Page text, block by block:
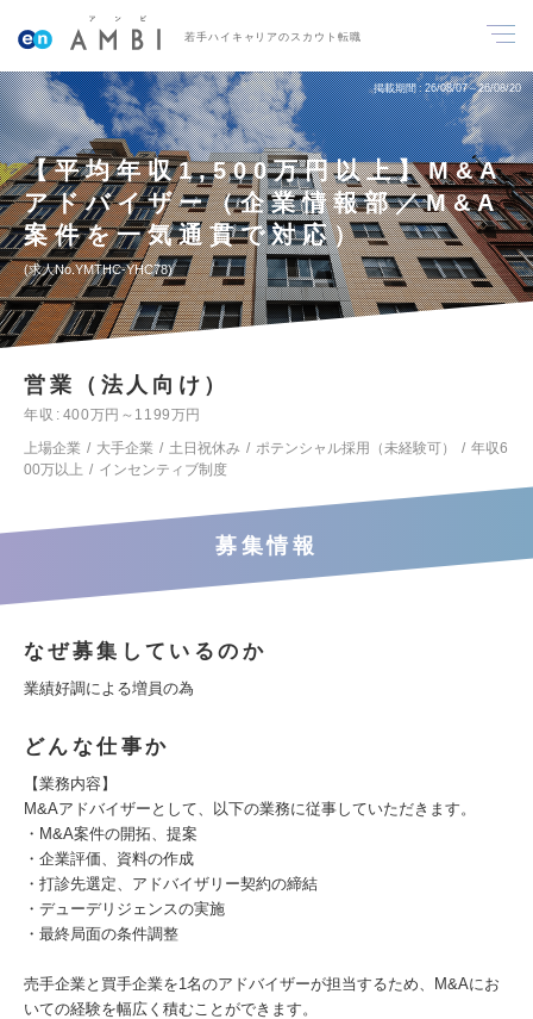
若手ハイキャリアのスカウト転職
掲載期間 26/08/07～26/08/20
【平均年収1,500万円以上】M&A
アドバイザー（企業情報部／M&A
案件を一気通貫で対応）
求人No.YMTHC-YHC78
営業（法人向け）
年収
400万円～1199万円
上場企業
大手企業 土日祝休み ポテンシャル採用（未経験可）
年収6
00万以上
インセンティブ制度
募集情報
なぜ募集しているのか
業績好調による増員の為
どんな仕事か
【業務内容】
M&Aアドバイザーとして、以下の業務に従事していただきます。
・M&A案件の開拓、提案
・企業評価、資料の作成
・打診先選定、アドバイザリー契約の締結
・デューデリジェンスの実施
・最終局面の条件調整
売手企業と買手企業を1名のアドバイザーが担当するため、M&Aにお
いての経験を幅広く積むことができます。